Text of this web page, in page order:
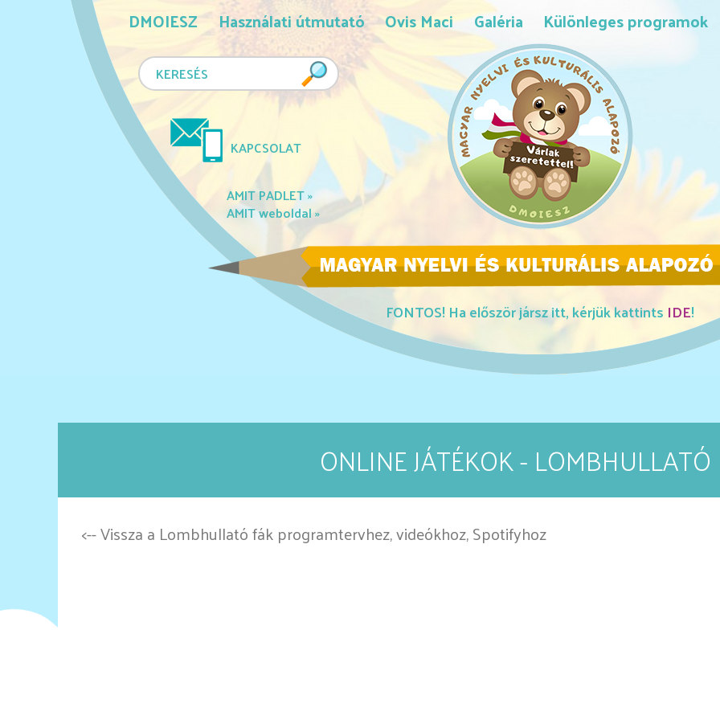
DMOIESZ Használati útmutató Ovis Maci Galéria Különleges programok
KAPCSOLAT
AMIT PADLET »
AMIT weboldal »
FONTOS! Ha először jársz itt, kérjük kattints IDE!
ONLINE JÁTÉKOK - LOMBHULLATÓ
<-- Vissza a Lombhullató fák programtervhez, videókhoz, Spotifyhoz